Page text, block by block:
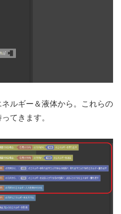
ルギー＆液体から。これらの
てきます。